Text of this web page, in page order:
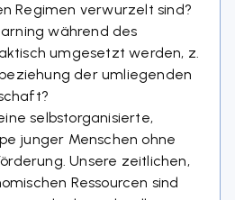
Regimen verwurzelt sind?
während des
umgesetzt werden, z.
der umliegenden
selbstorganisierte,
junger Menschen ohne
Unsere zeitlichen,
Ressourcen sind